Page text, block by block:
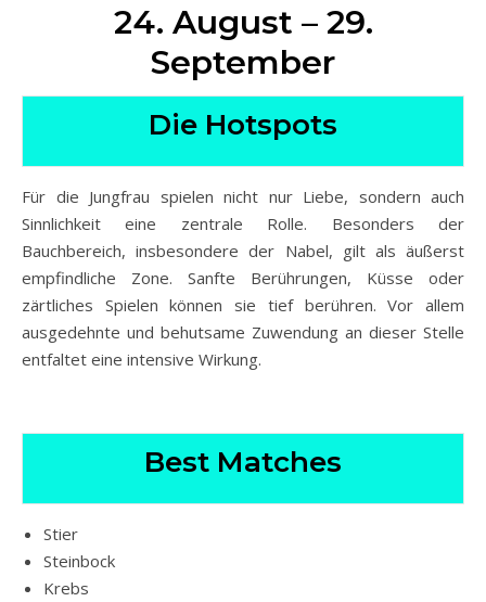
24. August – 29.
September
Die Hotspots
Für die Jungfrau spielen nicht nur Liebe, sondern auch
Sinnlichkeit eine zentrale Rolle. Besonders der
Bauchbereich, insbesondere der Nabel, gilt als äußerst
empfindliche Zone. Sanfte Berührungen, Küsse oder
zärtliches Spielen können sie tief berühren. Vor allem
ausgedehnte und behutsame Zuwendung an dieser Stelle
entfaltet eine intensive Wirkung.
Best Matches
Stier
Steinbock
Krebs